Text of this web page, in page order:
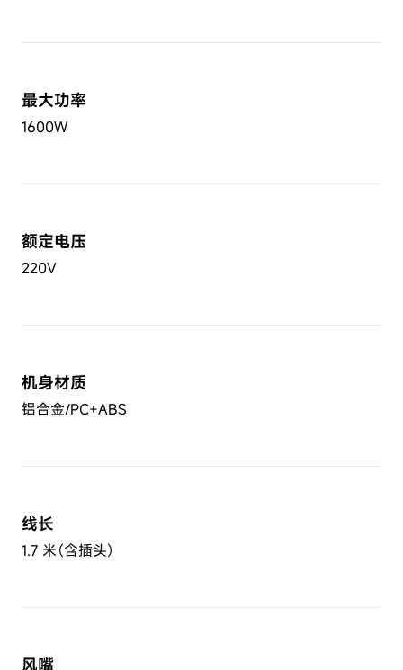
最大功率
1600W
额定电压
220V
机身材质
铝合金/PC+ABS
线长
1.7 米（含插头）
风嘴